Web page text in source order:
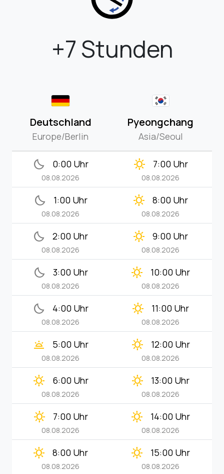
+7 Stunden
Deutschland
Europe/Berlin
Pyeongchang
Asia/Seoul
bedtime 0:00 Uhr
08.08.2026
clear_day 7:00 Uhr
08.08.2026
bedtime 1:00 Uhr
08.08.2026
clear_day 8:00 Uhr
08.08.2026
bedtime 2:00 Uhr
08.08.2026
clear_day 9:00 Uhr
08.08.2026
bedtime 3:00 Uhr
08.08.2026
clear_day 10:00 Uhr
08.08.2026
bedtime 4:00 Uhr
08.08.2026
clear_day 11:00 Uhr
08.08.2026
wb_twilight 5:00 Uhr
08.08.2026
clear_day 12:00 Uhr
08.08.2026
clear_day 6:00 Uhr
08.08.2026
clear_day 13:00 Uhr
08.08.2026
clear_day 7:00 Uhr
08.08.2026
clear_day 14:00 Uhr
08.08.2026
clear_day 8:00 Uhr
08.08.2026
clear_day 15:00 Uhr
08.08.2026